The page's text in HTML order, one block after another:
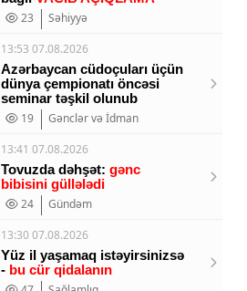
23
Səhiyyə
13:53 07.08.2026
Azərbaycan cüdoçuları üçün
dünya çempionatı öncəsi
seminar təşkil olunub
19
Gənclər və İdman
13:41 07.08.2026
Tovuzda dəhşət: gənc
bibisini güllələdi
24
Gündəm
13:30 07.08.2026
Yüz il yaşamaq istəyirsinizsə
- bu cür qidalanın